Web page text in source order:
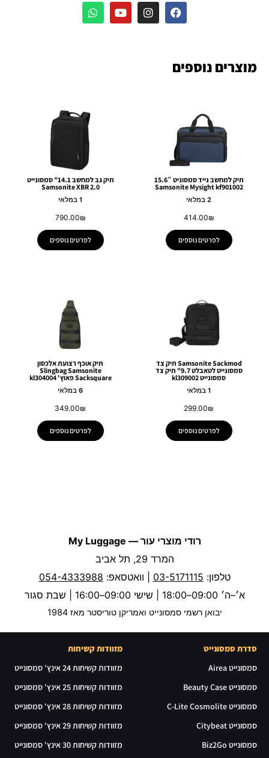
מוצרים נוספים
תיק למחשב נייד סמסוניט 15.6″
Samsonite Mysight kf901002
2 במלאי
414.00₪
לפרטים נוספים
תיק גב למחשב 14.1" סמסונייט
Samsonite XBR 2.0
1 במלאי
790.00₪
לפרטים נוספים
Samsonite Sackmod תיק צד
סמסונייט לטאבלט 9.7" תיק צד
סמסונייט kl309002
1 במלאי
299.00₪
לפרטים נוספים
תיק אוכף רצועת אלכסון
Slingbag Samsonite
Sacksquare פאוץ' kl304004
6 במלאי
349.00₪
לפרטים נוספים
רודי מוצרי עור — My Luggage
המרד 29, תל אביב
טלפון: 03-5171115 | וואטסאפ: 054-4333988
א׳–ה׳ 09:00–18:00 | שישי 09:00–16:00 | שבת סגור
יבואן רשמי סמסונייט ואמריקן טוריסטר מאז 1984
סדרת סמסונייט
סמסונייט Airea
סמסונייט Beauty Case
סמסונייט C-Lite Cosmolite
סמסונייט Citybeat
סמסונייט Biz2Go
מזוודות קשיחות
מזוודות קשיחות 24 אינץ' סמסונייט
מזוודות קשיחות 25 אינץ' סמסונייט
מזוודות קשיחות 28 אינץ' סמסונייט
מזוודות קשיחות 29 אינץ' סמסונייט
מזוודות קשיחות 30 אינץ' סמסונייט